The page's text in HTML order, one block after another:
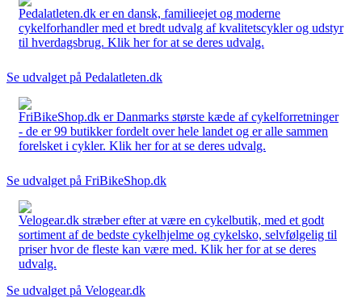
Pedalatleten.dk er en dansk, familieejet og moderne
cykelforhandler med et bredt udvalg af kvalitetscykler og udstyr
til hverdagsbrug. Klik her for at se deres udvalg.
Se udvalget på Pedalatleten.dk
FriBikeShop.dk er Danmarks største kæde af cykelforretninger
- de er 99 butikker fordelt over hele landet og er alle sammen
forelsket i cykler. Klik her for at se deres udvalg.
Se udvalget på FriBikeShop.dk
Velogear.dk stræber efter at være en cykelbutik, med et godt
sortiment af de bedste cykelhjelme og cykelsko, selvfølgelig til
priser hvor de fleste kan være med. Klik her for at se deres
udvalg.
Se udvalget på Velogear.dk